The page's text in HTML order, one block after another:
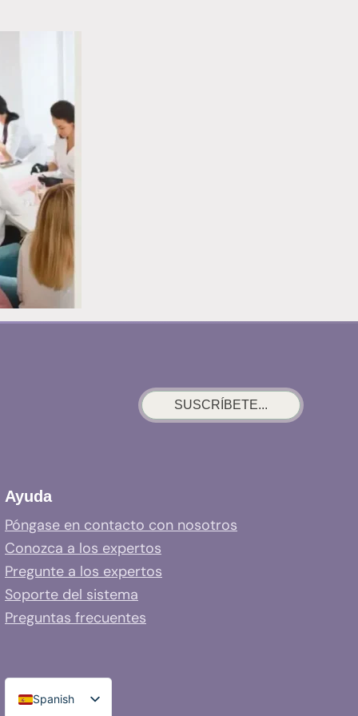
LO
QUE
TE
DICE
LA
UÑA
DEL
PULGAR
SUSCRÍBETE...
Ayuda
Póngase en contacto con nosotros
Conozca a los expertos
Pregunte a los expertos
Soporte del sistema
Preguntas frecuentes
Spanish